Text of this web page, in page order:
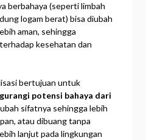
berbahaya (seperti limbah
logam berat) bisa diubah
aman, sehingga
kesehatan dan
bertujuan untuk
potensi bahaya dari
sifatnya sehingga lebih
atau dibuang tanpa
lanjut pada lingkungan